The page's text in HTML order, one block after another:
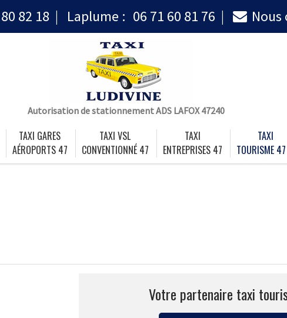
82 18 Laplume : 06 71 60 81 76
Autorisation de stationnement ADS LAFOX 47240
TAXI GARES
AÉROPORTS 47
TAXI VSL
CONVENTIONNÉ 47
TAXI
ENTREPRISES 47
TAXI
TOURISME 47
Votre partenaire taxi